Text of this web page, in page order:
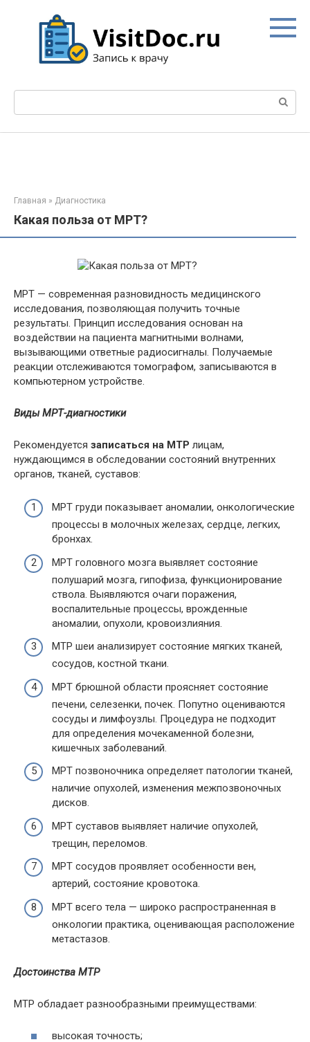
Поиск:
Главная » Диагностика
Какая польза от МРТ?
МРТ — современная разновидность медицинского
исследования, позволяющая получить точные
результаты. Принцип исследования основан на
воздействии на пациента магнитными волнами,
вызывающими ответные радиосигналы. Получаемые
реакции отслеживаются томографом, записываются в
компьютерном устройстве.
Виды МРТ-диагностики
Рекомендуется записаться на МТР лицам,
нуждающимся в обследовании состояний внутренних
органов, тканей, суставов:
МРТ груди показывает аномалии, онкологические
процессы в молочных железах, сердце, легких,
бронхах.
МРТ головного мозга выявляет состояние
полушарий мозга, гипофиза, функционирование
ствола. Выявляются очаги поражения,
воспалительные процессы, врожденные
аномалии, опухоли, кровоизлияния.
МТР шеи анализирует состояние мягких тканей,
сосудов, костной ткани.
МРТ брюшной области проясняет состояние
печени, селезенки, почек. Попутно оцениваются
сосуды и лимфоузлы. Процедура не подходит
для определения мочекаменной болезни,
кишечных заболеваний.
МРТ позвоночника определяет патологии тканей,
наличие опухолей, изменения межпозвоночных
дисков.
МРТ суставов выявляет наличие опухолей,
трещин, переломов.
МРТ сосудов проявляет особенности вен,
артерий, состояние кровотока.
МРТ всего тела — широко распространенная в
онкологии практика, оценивающая расположение
метастазов.
Достоинства МТР
МТР обладает разнообразными преимуществами:
высокая точность;